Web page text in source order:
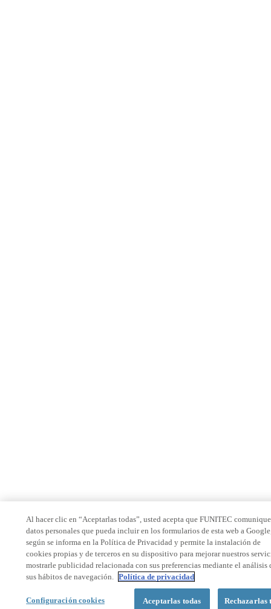
Al hacer clic en “Aceptarlas todas”, usted acepta que FUNITEC
datos personales que pueda incluir en los formularios de esta web a
según se informa en la Política de Privacidad y permite la instalación de
cookies propias y de terceros en su dispositivo para mejorar nuestros
mostrarle publicidad relacionada con sus preferencias mediante el análisis
sus hábitos de navegación. Política de privacidad
Configuración cookies Rechazarlas
Aceptarlas todas